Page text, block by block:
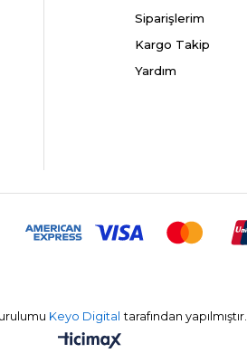
Siparişlerim
Kargo Takip
Yardım
Keyo Digital tarafından yapılmıştır.